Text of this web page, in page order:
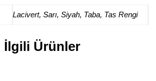
Lacivert, Sarı, Siyah, Taba, Tas Rengi
İlgili Ürünler